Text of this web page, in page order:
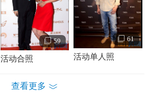
59
活动合照
61
活动单人照
查看更多